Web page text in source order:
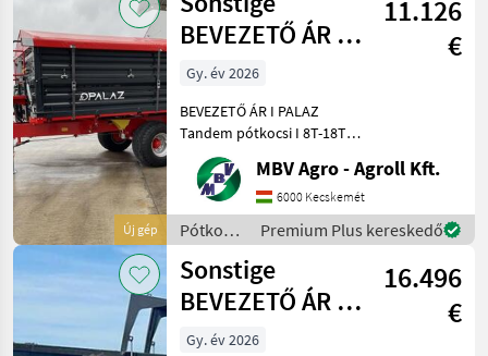
Sonstige
Új gép
BEVEZETŐ ÁR I
PALAZ Tandem
pótkocsi I 8T-18T
11.126
€
Gy. év 2026
BEVEZETŐ ÁR I PALAZ
Tandem pótkocsi I 8T-18T
Ha PALAZ akkor kizárólag
az MBV AGRO! Vásároljon
közvetlenül az importőrtől,
a régió legnagyobb PALAZ
kereskedőitől. Az
MBV Agro - Agroll Kft.
6000 Kecskemét
Pótkocsik
/
Sonstige
Premium Plus kereskedő
Sonstige
BEVEZETŐ ÁR I
PALAZ CARGO,
16.496
€
Gy. év 2026